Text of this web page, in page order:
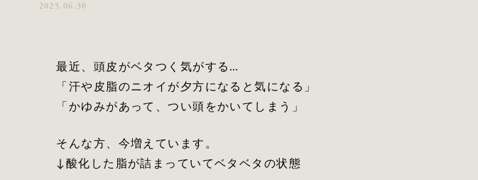
2025.06.30
最近、頭皮がベタつく気がする…
「汗や皮脂のニオイが夕方になると気になる」
「かゆみがあって、つい頭をかいてしまう」
そんな方、今増えています。
↓酸化した脂が詰まっていてベタベタの状態